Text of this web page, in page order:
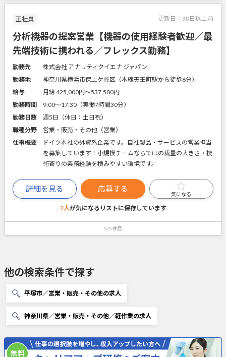
正社員 更新日： 30日以上前
分析機器の提案営業【機器の使用経験者歓迎／最
先端技術に携われる／フレックス勤務】
勤務先
株式会社 アナリティクイエナ ジャパン
勤務地
神奈川県横浜市保土ケ谷区（本線天王町駅から徒歩6分）
給与
月給 425,000円〜537,500円
勤務時間
9:00～17:30（実働7時間30分）
勤務日数
週5日（休日：土日祝）
職種分野
営業・販売・その他（営業）
仕事概要
ドイツ本社の外資系企業です。自社製品・サービスの営業担当
を募集しています！小規模チームならではの裁量の大きさ・技
術寄りの業務経験を積みやすい環境です。
詳細を見る 応募する
気になる
2人が気になるリストに保存しています
5/5件目
他の検索条件で探す
平塚市／営業・販売・その他の求人
神奈川県／営業・販売・その他／軽作業の求人